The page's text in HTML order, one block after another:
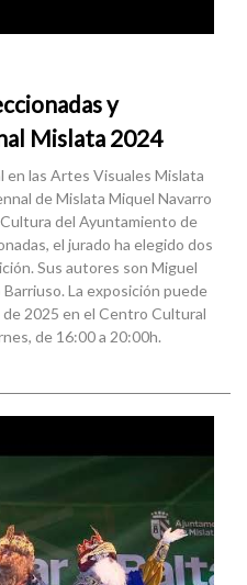
y
Mislata 2024
en las Artes Visuales Mislata
de Mislata Miquel Navarro
del Ayuntamiento de
el jurado ha elegido dos
Sus autores son Miguel
La exposición puede
2025 en el Centro Cultural
de 16:00 a 20:00h.